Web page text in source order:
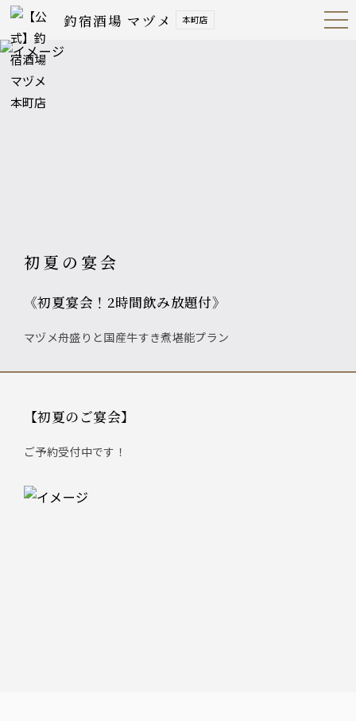
釣宿酒場 マヅメ 本町店 Open
Navig
初夏の宴会
《初夏宴会！2時間飲み放題付》
マヅメ舟盛りと国産牛すき煮堪能プラン
【初夏のご宴会】
ご予約受付中です！